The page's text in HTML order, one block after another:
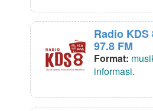
Radio KDS
97.8 FM
Format:
informasi.